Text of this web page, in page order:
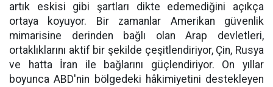
artık eskisi gibi şartları dikte edemediğini açıkça
ortaya koyuyor. Bir zamanlar Amerikan güvenlik
mimarisine derinden bağlı olan Arap devletleri,
ortaklıklarını aktif bir şekilde çeşitlendiriyor, Çin, Rusya
ve hatta İran ile bağlarını güçlendiriyor. On yıllar
boyunca ABD'nin bölgedeki hâkimiyetini destekleyen